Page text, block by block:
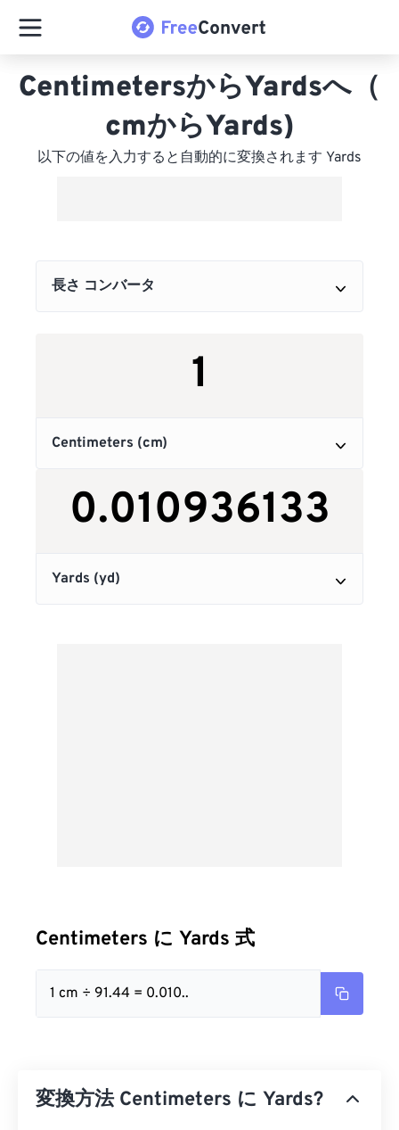
CentimetersからYardsへ（
cmからYards)
以下の値を入力すると自動的に変換されます Yards
Centimeters に Yards 式
1 cm ÷ 91.44 = 0.010..
変換方法 Centimeters に Yards?